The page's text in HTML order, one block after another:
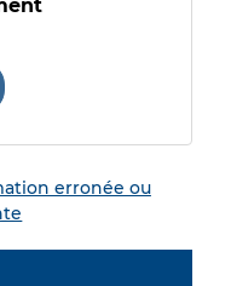
erronée ou